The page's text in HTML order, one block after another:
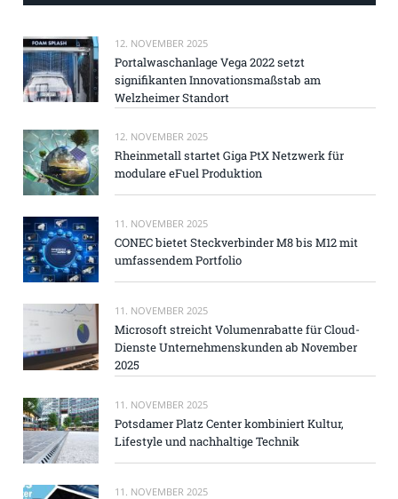
12. NOVEMBER 2025
Portalwaschanlage Vega 2022 setzt
signifikanten Innovationsmaßstab am
Welzheimer Standort
12. NOVEMBER 2025
Rheinmetall startet Giga PtX Netzwerk für
modulare eFuel Produktion
11. NOVEMBER 2025
CONEC bietet Steckverbinder M8 bis M12 mit
umfassendem Portfolio
11. NOVEMBER 2025
Microsoft streicht Volumenrabatte für Cloud-
Dienste Unternehmenskunden ab November
2025
11. NOVEMBER 2025
Potsdamer Platz Center kombiniert Kultur,
Lifestyle und nachhaltige Technik
11. NOVEMBER 2025